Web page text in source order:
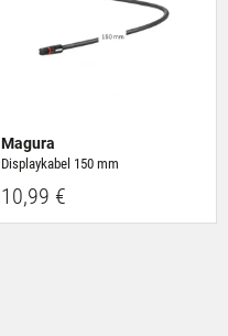
Magura
Displaykabel 150 mm
10,99 €